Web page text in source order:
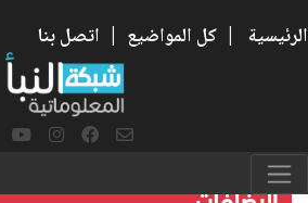
الرئيسية | كل المواضيع | اتصل بنا